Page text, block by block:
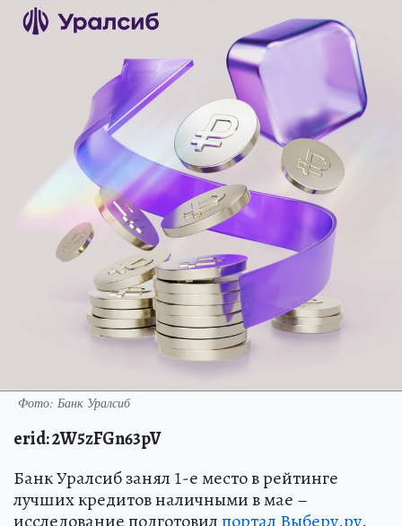
Фото: Банк Уралсиб
erid: 2W5zFGn63pV
Банк Уралсиб занял 1-е место в рейтинге
лучших кредитов наличными в мае –